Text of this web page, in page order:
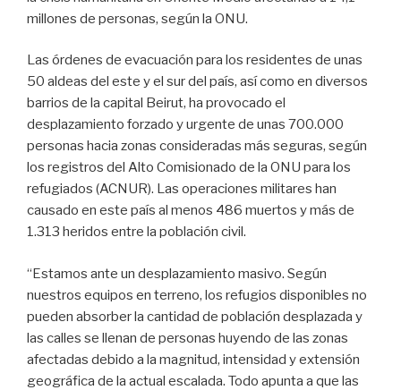
millones de personas, según la ONU.
Las órdenes de evacuación para los residentes de unas
50 aldeas del este y el sur del país, así como en diversos
barrios de la capital Beirut, ha provocado el
desplazamiento forzado y urgente de unas 700.000
personas hacia zonas consideradas más seguras, según
los registros del Alto Comisionado de la ONU para los
refugiados (ACNUR). Las operaciones militares han
causado en este país al menos 486 muertos y más de
1.313 heridos entre la población civil.
“Estamos ante un desplazamiento masivo. Según
nuestros equipos en terreno, los refugios disponibles no
pueden absorber la cantidad de población desplazada y
las calles se llenan de personas huyendo de las zonas
afectadas debido a la magnitud, intensidad y extensión
geográfica de la actual escalada. Todo apunta a que las